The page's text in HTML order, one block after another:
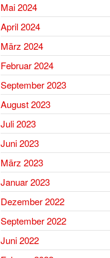
Mai 2024
April 2024
März 2024
Februar 2024
September 2023
August 2023
Juli 2023
Juni 2023
März 2023
Januar 2023
Dezember 2022
September 2022
Juni 2022